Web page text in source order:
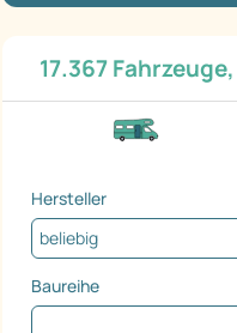
17.367
Hersteller
Baureihe